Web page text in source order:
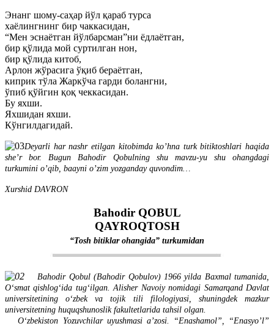
Энанг шому-саҳар йўл қараб турса
хаёлингнинг бир чаккасидан,
“Мен эснаётган йўлбарсман”ни ёдлаётган,
бир қўлида мой суртилган нон,
бир қўлида китоб,
Арлон жўрасига ўқиб бераётган,
киприк тўла Жаркўча гарди болангни,
ўпиб қўйгин қоқ чеккасидан.
Бу яхши.
Яхшидан яхши.
Кўнгилдагидай.
Deyarli har nashr etilgan kitobimda ko’hna turk bitiktoshlari haqida
she’r bor. Bugun Bahodir Qobulning shu mavzu-yu shu ohangdagi
turkumini o’qib, baayni o’zim yozganday quvondim…
Xurshid DAVRON
Bahodir QOBUL
QAYROQTOSH
“Tosh bitiklar ohangida” turkumidan
Bahodir Qobul (Bahodir Qobulov) 1966 yilda Baxmal tumanida,
Oʻsmat qishlogʻida tugʻilgan. Alisher Navoiy nomidagi Samarqand Davlat
universitetining oʻzbek va tojik tili filologiyasi, shuningdek mazkur
universitetning huquqshunoslik fakultetlarida tahsil olgan.
Oʻzbekiston Yozuvchilar uyushmasi aʼzosi. “Enashamol”, “Enasyo’l”